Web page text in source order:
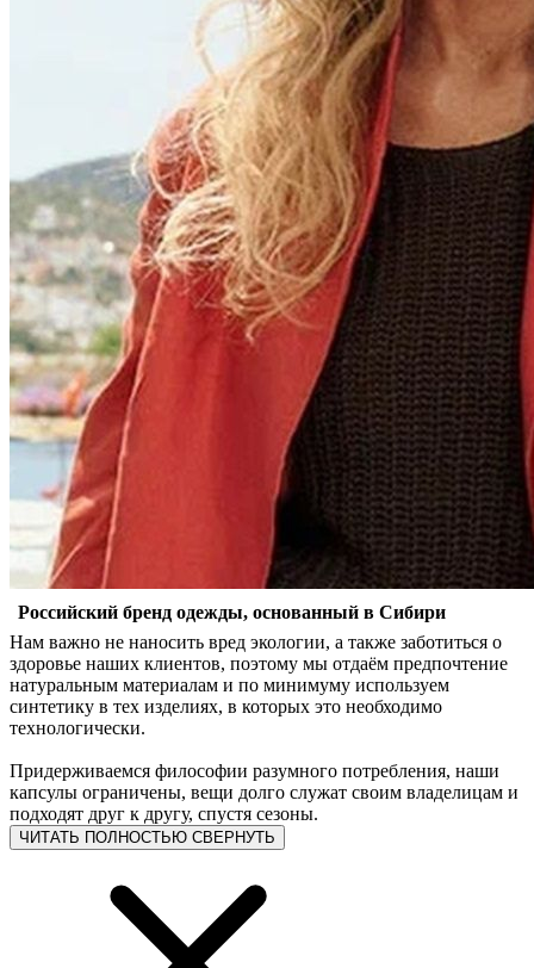
Российский бренд одежды, основанный в Сибири
Нам важно не наносить вред экологии, а также заботиться о
здоровье наших клиентов, поэтому мы отдаём предпочтение
натуральным материалам и по минимуму используем
синтетику в тех изделиях, в которых это необходимо
технологически.
Придерживаемся философии разумного потребления, наши
капсулы ограничены, вещи долго служат своим владелицам и
подходят друг к другу, спустя сезоны.
ЧИТАТЬ ПОЛНОСТЬЮ СВЕРНУТЬ